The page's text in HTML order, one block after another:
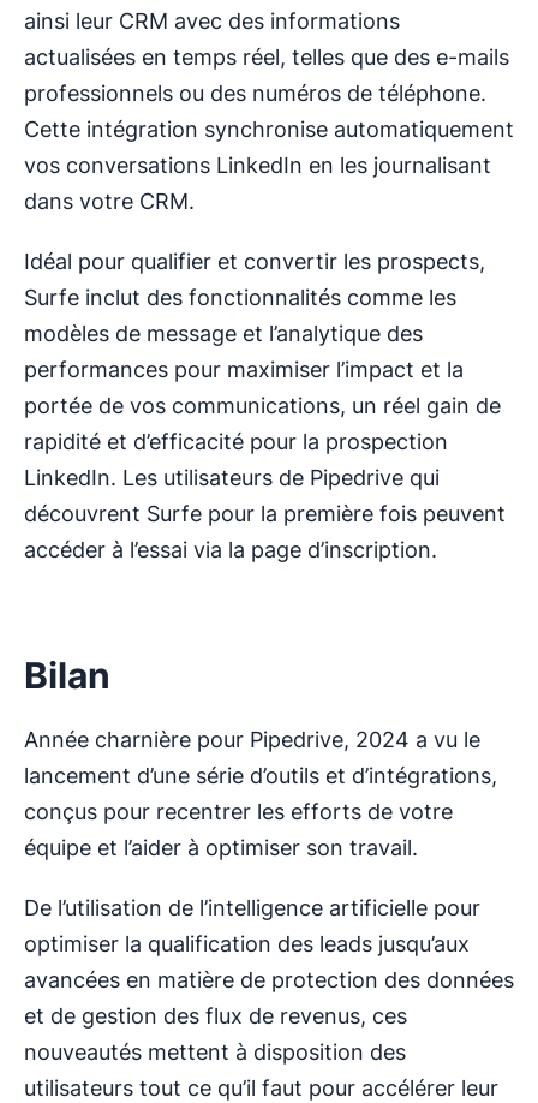
ainsi leur CRM avec des informations
actualisées en temps réel, telles que des e-mails
professionnels ou des numéros de téléphone.
Cette intégration synchronise automatiquement
vos conversations LinkedIn en les journalisant
dans votre CRM.
Idéal pour qualifier et convertir les prospects,
Surfe inclut des fonctionnalités comme les
modèles de message et l’analytique des
performances pour maximiser l’impact et la
portée de vos communications, un réel gain de
rapidité et d’efficacité pour la prospection
LinkedIn. Les utilisateurs de Pipedrive qui
découvrent Surfe pour la première fois peuvent
accéder à l’essai via la page d’inscription.
Bilan
Année charnière pour Pipedrive, 2024 a vu le
lancement d’une série d’outils et d’intégrations,
conçus pour recentrer les efforts de votre
équipe et l’aider à optimiser son travail.
De l’utilisation de l’intelligence artificielle pour
optimiser la qualification des leads jusqu’aux
avancées en matière de protection des données
et de gestion des flux de revenus, ces
nouveautés mettent à disposition des
utilisateurs tout ce qu’il faut pour accélérer leur